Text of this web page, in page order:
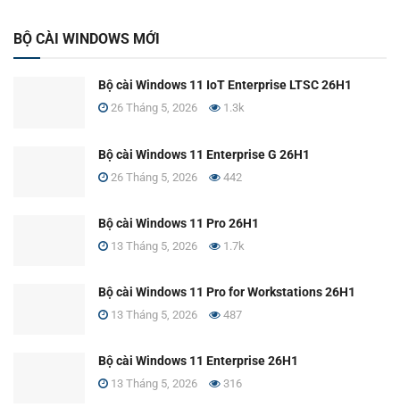
BỘ CÀI WINDOWS MỚI
Bộ cài Windows 11 IoT Enterprise LTSC 26H1
26 Tháng 5, 2026 1.3k
Bộ cài Windows 11 Enterprise G 26H1
26 Tháng 5, 2026 442
Bộ cài Windows 11 Pro 26H1
13 Tháng 5, 2026 1.7k
Bộ cài Windows 11 Pro for Workstations 26H1
13 Tháng 5, 2026 487
Bộ cài Windows 11 Enterprise 26H1
13 Tháng 5, 2026 316